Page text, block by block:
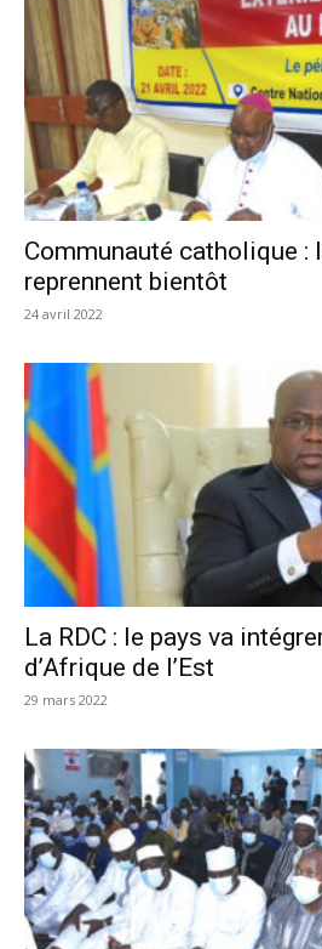
Communauté catholique :
reprennent bientôt
24 avril 2022
La RDC : le pays va
d’Afrique de l’Est
29 mars 2022